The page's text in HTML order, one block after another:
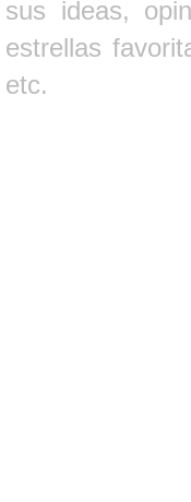
sus ideas,
estrellas
etc.